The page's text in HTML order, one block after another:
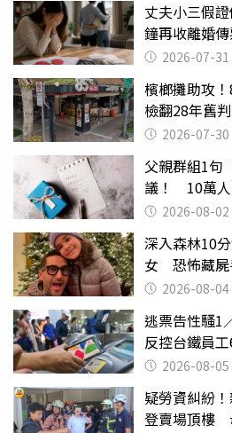
丈夫小三假
鐘再收離婚
還扯2026-07-31
檳榔攤助攻
檢翻28年舊
2026-07-30
父親群組1句
議！ 10萬人
父親節
2026-08-02
深入森林10
女 恐怖藏屍
2026-08-04
逃票告性騷1
反控台鐵員
2026-08-05
疑勞資糾紛
登賣場頂樓